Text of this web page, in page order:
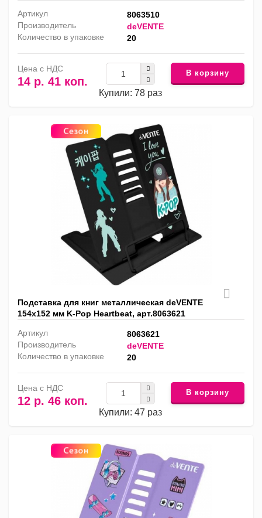
Артикул
8063510
Производитель
deVENTE
Количество в упаковке
20
Цена с НДС
14 р. 41 коп.
Купили: 78 раз
В корзину
Подставка для книг металлическая deVENTE
154х152 мм K-Pop Heartbeat, арт.8063621
Артикул
8063621
Производитель
deVENTE
Количество в упаковке
20
Цена с НДС
12 р. 46 коп.
Купили: 47 раз
В корзину